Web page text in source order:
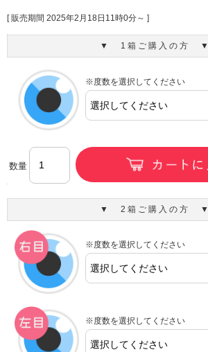
[ 販売期間 2025年2月18日11時0分～ ]
▼ 1箱ご購入の方 ▼
※度数を選択してください
数量
▼ 2箱ご購入の方 ▼
※度数を選択してください
※度数を選択してください